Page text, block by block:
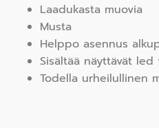
Laadukasta muovia
Musta
Helppo asennus
Sisältää näyttävät
Todella urheilullinen